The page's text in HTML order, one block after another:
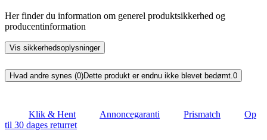
Her finder du information om generel produktsikkerhed og
producentinformation
Vis sikkerhedsoplysninger
Hvad andre synes (0)Dette produkt er endnu ikke blevet bedømt.0
Klik & Hent Annoncegaranti Prismatch
Op
til 30 dages returret